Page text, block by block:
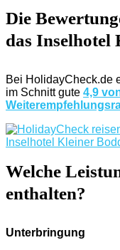
Die
das Inselhotel
Bei HolidayCheck.de
im Schnitt gute 4,9
Welche
enthalten?
Unterbringung